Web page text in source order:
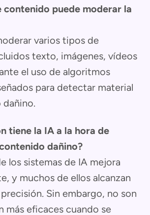
contenido puede moderar la
varios tipos de
texto, imágenes, vídeos
el uso de algoritmos
para detectar material
tiene la IA a la hora de
dañino?
los sistemas de IA mejora
y muchos de ellos alcanzan
Sin embargo, no son
más eficaces cuando se